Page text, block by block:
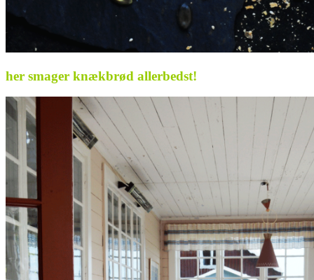
her smager knækbrød allerbedst!